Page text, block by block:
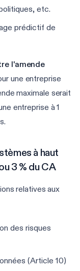
etc.
prédictif de
l'amende
une entreprise
maximale serait
entreprise à 1
à haut
3 % du CA
relatives aux
des risques
(Article 10)